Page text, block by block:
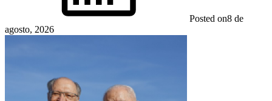
Posted on8 de
agosto, 2026